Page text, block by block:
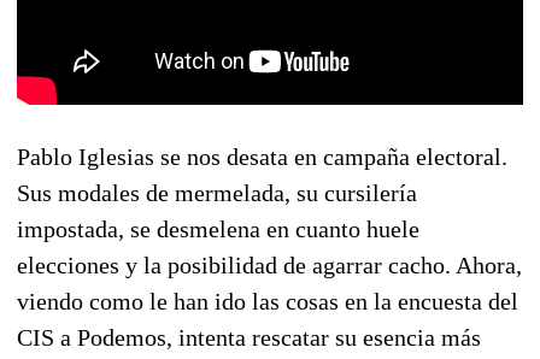
Pablo Iglesias se nos desata en campaña electoral.
Sus modales de mermelada, su cursilería
impostada, se desmelena en cuanto huele
elecciones y la posibilidad de agarrar cacho. Ahora,
viendo como le han ido las cosas en la encuesta del
CIS a Podemos, intenta rescatar su esencia más